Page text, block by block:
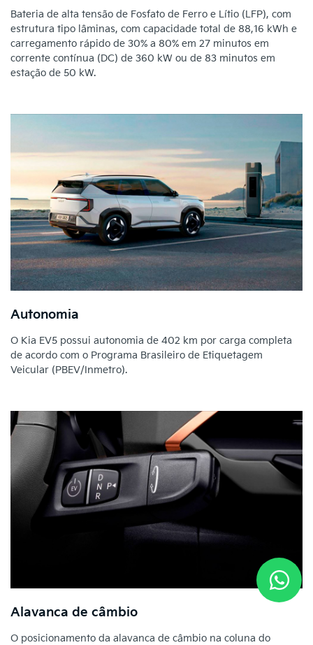
Bateria de alta tensão de Fosfato de Ferro e Lítio (LFP), com
estrutura tipo lâminas, com capacidade total de 88,16 kWh e
carregamento rápido de 30% a 80% em 27 minutos em
corrente contínua (DC) de 360 kW ou de 83 minutos em
estação de 50 kW.
Autonomia
O Kia EV5 possui autonomia de 402 km por carga completa
de acordo com o Programa Brasileiro de Etiquetagem
Veicular (PBEV/Inmetro).
Alavanca de câmbio
O posicionamento da alavanca de câmbio na coluna do